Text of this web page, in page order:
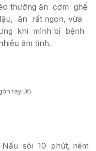
thường ăn cơm ghế
ăn rất ngon, vừa
khi mình bị bệnh
âm tính.
tay út).
sôi 10 phút, nêm